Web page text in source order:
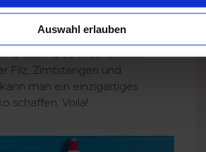
Auswahl erlauben
aus Filz zu machen. Mit
Filz, Zimtstangen und
man ein einzigartiges
schaffen. Voila!